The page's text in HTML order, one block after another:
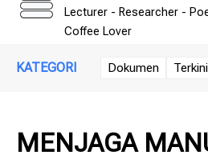
Lecturer - Researcher -
Coffee Lover
KATEGORI Dokumen Terkini
MENJAGA